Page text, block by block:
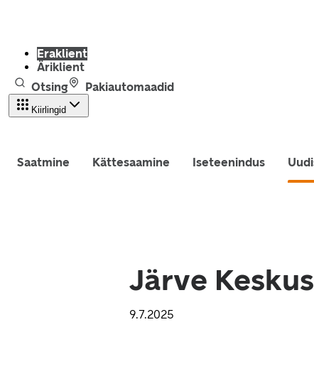
Eraklient
Äriklient
Otsing
Pakiautomaadid
Kiirlingid
Saatmine Kättesaamine Iseteenindus
Järve
9.7.2025